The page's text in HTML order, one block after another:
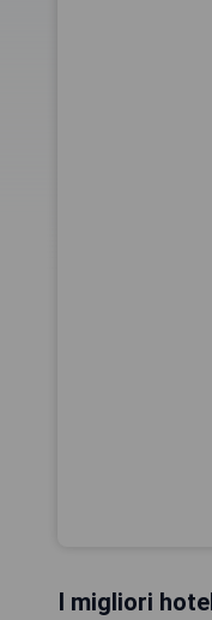
I migliori